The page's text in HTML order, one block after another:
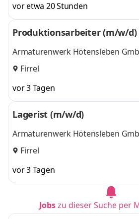
vor etwa 20 Stunden
Produktionsarbeiter (m/w/d)
Armaturenwerk Hötensleben
Firrel
vor 3 Tagen
Lagerist (m/w/d)
Armaturenwerk Hötensleben
Firrel
vor 3 Tagen
Jobszu dieser Suche per